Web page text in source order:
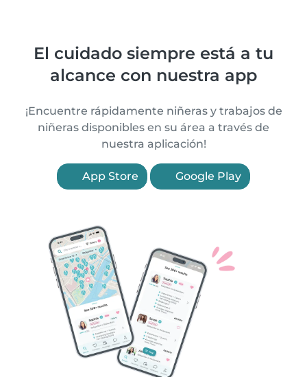
El cuidado siempre está a tu
alcance con nuestra app
¡Encuentre rápidamente niñeras y trabajos de
niñeras disponibles en su área a través de
nuestra aplicación!
App Store Google Play